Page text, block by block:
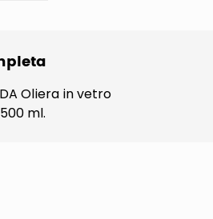
Oliera in vetro
ml.